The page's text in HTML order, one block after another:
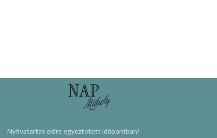
Nyitvatartás előre egyeztetett időpontban!